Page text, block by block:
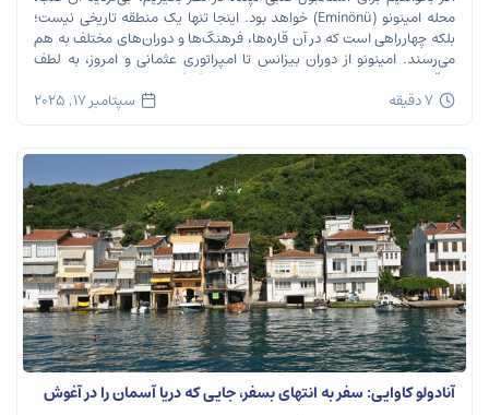
محله امینونو (Eminönü) خواهد بود. اینجا تنها یک منطقه تاریخی نیست؛
بلکه چهارراهی است که در آن قاره‌ها، فرهنگ‌ها و دوران‌های مختلف به هم
می‌رسند. امینونو از دوران بیزانس تا امپراتوری عثمانی و امروز، به لطف
موقعیت استراتژیک خود در دهانه خلیج شاخ […]
7 دقیقه سپتامبر 17, 2025
آنادولو کاوایی: سفر به انتهای بسفر، جایی که دریا آسمان را در آغوش